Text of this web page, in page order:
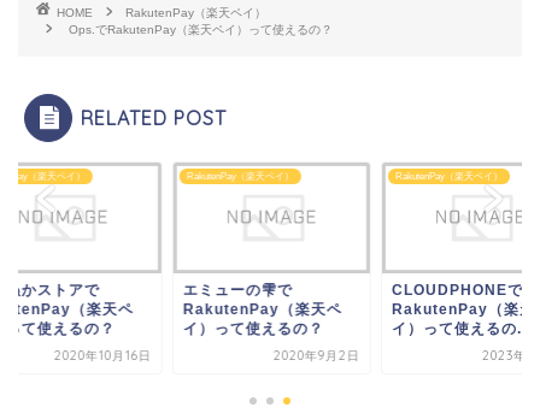
HOME
RakutenPay（楽天ペイ）
Ops.でRakutenPay（楽天ペイ）って使えるの？
RELATED POST
（楽天ペイ）
ぬかストアで
（楽天ペ
って使えるの？
2020年10月16日
RakutenPay（楽天ペイ）
エミューの雫で
RakutenPay（楽天ペ
イ）って使えるの？
2020年9月2日
RakutenPay（楽天ペイ）
CLOUDPHONEで
RakutenPay（楽天
イ）って使えるの...
2023年8